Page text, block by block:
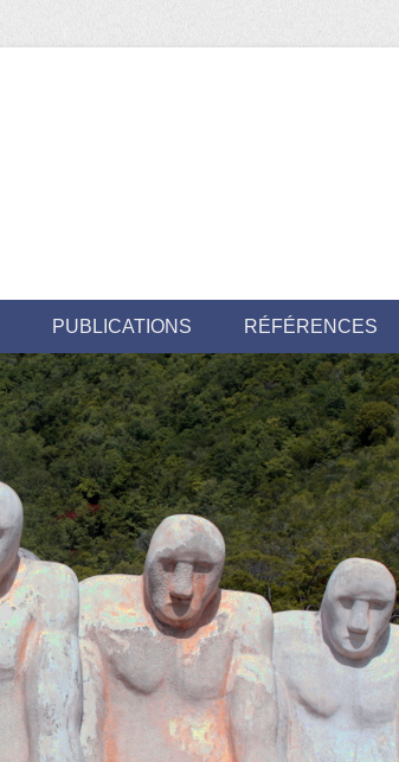
PUBLICATIONS RÉFÉRENCES